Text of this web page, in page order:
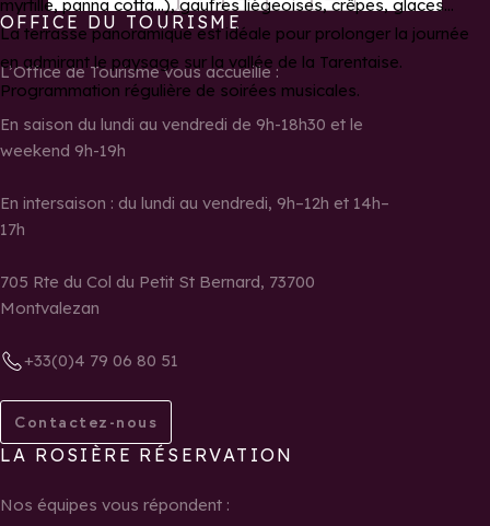
myrtille, panna cotta...), gaufres liégeoises, crêpes, glaces...
La terrasse panoramique est idéale pour prolonger la journée
en admirant le paysage sur la vallée de la Tarentaise.
Programmation régulière de soirées musicales.
OFFICE DU TOURISME
L’Office de Tourisme vous accueille :
En saison du lundi au vendredi de 9h-18h30 et le
weekend 9h-19h
En intersaison : du lundi au vendredi, 9h–12h et 14h–
17h
705 Rte du Col du Petit St Bernard, 73700
Montvalezan
+33(0)4 79 06 80 51
Contactez-nous
LA ROSIÈRE RÉSERVATION
Nos équipes vous répondent :